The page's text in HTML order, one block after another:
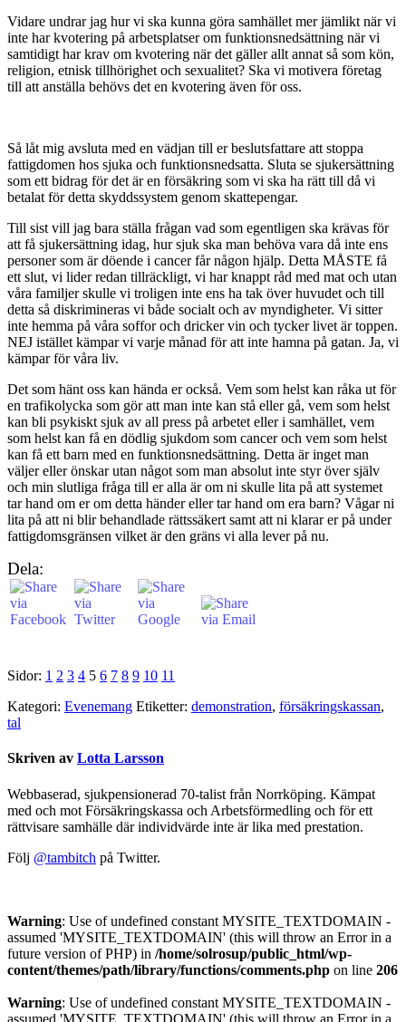
Vidare undrar jag hur vi ska kunna göra samhället mer jämlikt när vi
inte har kvotering på arbetsplatser om funktionsnedsättning när vi
samtidigt har krav om kvotering när det gäller allt annat så som kön,
religion, etnisk tillhörighet och sexualitet? Ska vi motivera företag
till att anställa behövs det en kvotering även för oss.
Så låt mig avsluta med en vädjan till er beslutsfattare att stoppa
fattigdomen hos sjuka och funktionsnedsatta. Sluta se sjukersättning
som ett bidrag för det är en försäkring som vi ska ha rätt till då vi
betalat för detta skyddssystem genom skattepengar.
Till sist vill jag bara ställa frågan vad som egentligen ska krävas för
att få sjukersättning idag, hur sjuk ska man behöva vara då inte ens
personer som är döende i cancer får någon hjälp. Detta MÅSTE få
ett slut, vi lider redan tillräckligt, vi har knappt råd med mat och utan
våra familjer skulle vi troligen inte ens ha tak över huvudet och till
detta så diskrimineras vi både socialt och av myndigheter. Vi sitter
inte hemma på våra soffor och dricker vin och tycker livet är toppen.
NEJ istället kämpar vi varje månad för att inte hamna på gatan. Ja, vi
kämpar för våra liv.
Det som hänt oss kan hända er också. Vem som helst kan råka ut för
en trafikolycka som gör att man inte kan stå eller gå, vem som helst
kan bli psykiskt sjuk av all press på arbetet eller i samhället, vem
som helst kan få en dödlig sjukdom som cancer och vem som helst
kan få ett barn med en funktionsnedsättning. Detta är inget man
väljer eller önskar utan något som man absolut inte styr över själv
och min slutliga fråga till er alla är om ni skulle lita på att systemet
tar hand om er om detta händer eller tar hand om era barn? Vågar ni
lita på att ni blir behandlade rättssäkert samt att ni klarar er på under
fattigdomsgränsen vilket är den gräns vi alla lever på nu.
Dela:
Sidor: 1 2 3 4 5 6 7 8 9 10 11
Kategori: Evenemang Etiketter: demonstration, försäkringskassan,
tal
Skriven av Lotta Larsson
Webbaserad, sjukpensionerad 70-talist från Norrköping. Kämpat
med och mot Försäkringskassa och Arbetsförmedling och för ett
rättvisare samhälle där individvärde inte är lika med prestation.
Följ @tambitch på Twitter.
Warning: Use of undefined constant MYSITE_TEXTDOMAIN -
assumed 'MYSITE_TEXTDOMAIN' (this will throw an Error in a
future version of PHP) in /home/solrosup/public_html/wp-
content/themes/path/library/functions/comments.php on line 206
Warning: Use of undefined constant MYSITE_TEXTDOMAIN -
assumed 'MYSITE_TEXTDOMAIN' (this will throw an Error in a